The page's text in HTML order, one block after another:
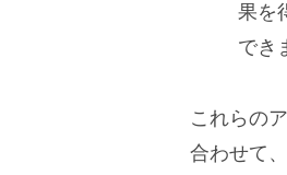
果を
でき
これらの
合わせて